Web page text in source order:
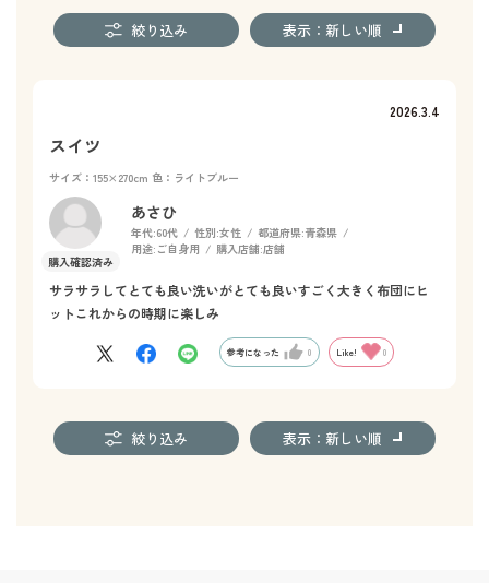
絞り込み 表示：新しい順
2026.3.4
スイツ
サイズ：155×270cm 色：ライトブルー
あさひ
年代:60代 性別:女性 都道府県:青森県
用途: ご自身用 購入店舗:店舗
サラサラしてとても良い洗いがとても良いすごく大きく布団にヒ
ットこれからの時期に楽しみ
参考になった 0 Like! 0
絞り込み 表示：新しい順